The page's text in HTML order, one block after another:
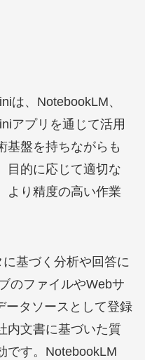
は、NotebookLM、
アプリを通じて活用
基盤を持ちながらも
目的に応じて適切な
より精度の高い作業
基づく分析や回答に
のファイルやWebサ
ータソースとして登録
内文書に基づいた質
です。NotebookLM